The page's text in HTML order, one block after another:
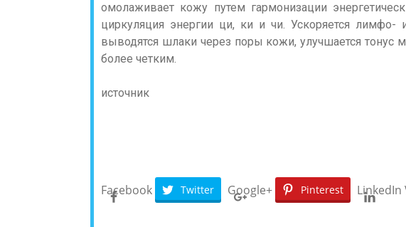
омолаживает кожу путем гармонизации
циркуляция энергии ци, ки и чи. Ускоряется лимфо-
выводятся шлаки через поры кожи, улучшается тонус
более четким.
источник
Facebook Twitter Google+ Pinterest LinkedIn